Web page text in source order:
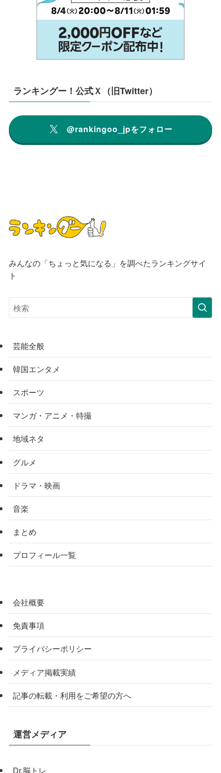
ランキングー！公式Ｘ（旧Twitter）
@rankingoo_jpをフォロー
みんなの「ちょっと気になる」を調べたランキングサイ
ト
芸能全般
韓国エンタメ
スポーツ
マンガ・アニメ・特撮
地域ネタ
グルメ
ドラマ・映画
音楽
まとめ
プロフィール一覧
会社概要
免責事項
プライバシーポリシー
メディア掲載実績
記事の転載・利用をご希望の方へ
運営メディア
Dr.脳トレ